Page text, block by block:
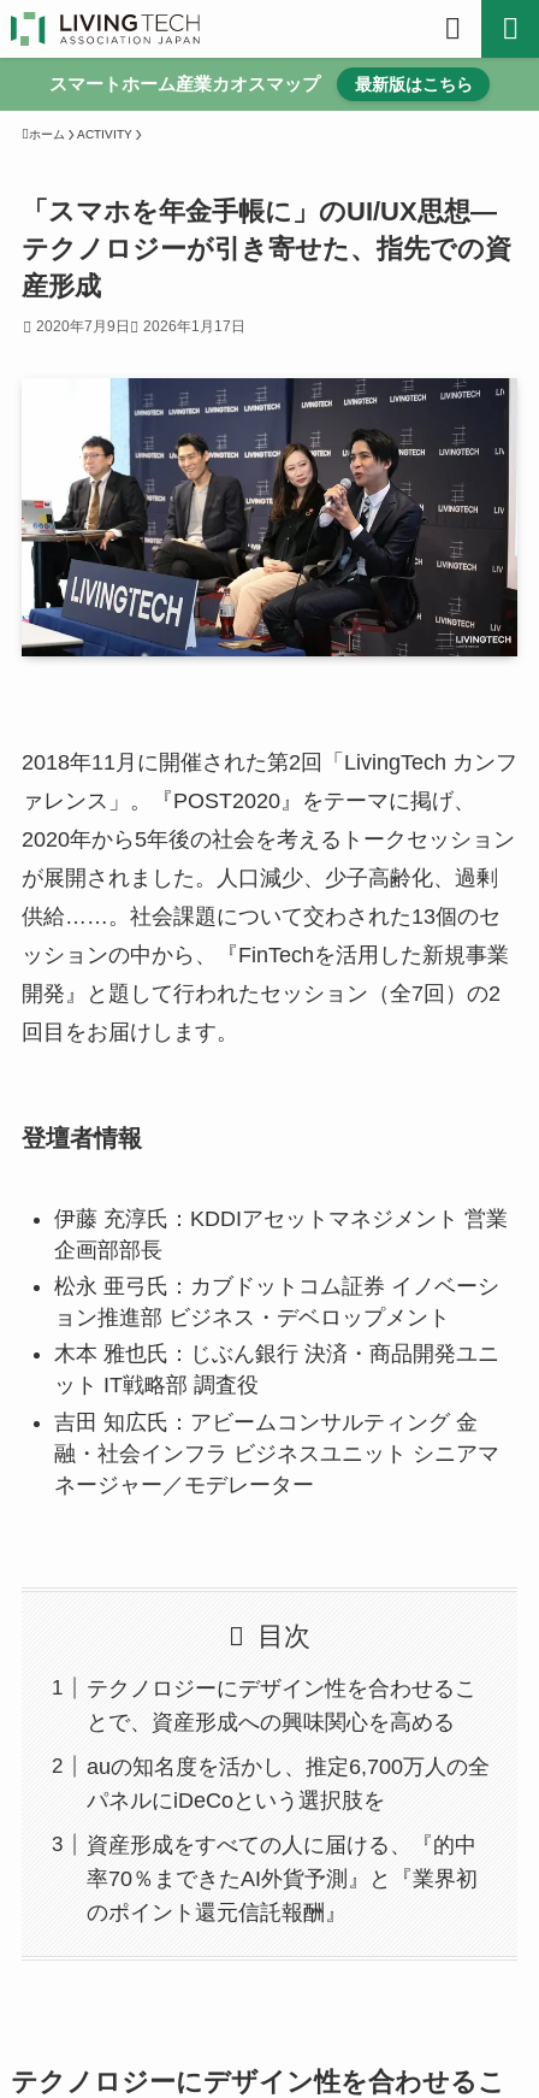
スマートホーム産業カオスマップ 最新版はこちら
ホーム ACTIVITY
「スマホを年金手帳に」のUI/UX思想―
テクノロジーが引き寄せた、指先での資
産形成
2020年7月9日 2026年1月17日
2018年11月に開催された第2回「LivingTech カンフ
ァレンス」。『POST2020』をテーマに掲げ、
2020年から5年後の社会を考えるトークセッション
が展開されました。人口減少、少子高齢化、過剰
供給……。社会課題について交わされた13個のセ
ッションの中から、『FinTechを活用した新規事業
開発』と題して行われたセッション（全7回）の2
回目をお届けします。
登壇者情報
伊藤 充淳氏：KDDIアセットマネジメント 営業
企画部部長
松永 亜弓氏：カブドットコム証券 イノベーシ
ョン推進部 ビジネス・デベロップメント
木本 雅也氏：じぶん銀行 決済・商品開発ユニ
ット IT戦略部 調査役
吉田 知広氏：アビームコンサルティング 金
融・社会インフラ ビジネスユニット シニアマ
ネージャー／モデレーター
目次
テクノロジーにデザイン性を合わせるこ
とで、資産形成への興味関心を高める
auの知名度を活かし、推定6,700万人の全
パネルにiDeCoという選択肢を
資産形成をすべての人に届ける、『的中
率70％まできたAI外貨予測』と『業界初
のポイント還元信託報酬』
テクノロジーにデザイン性を合わせるこ